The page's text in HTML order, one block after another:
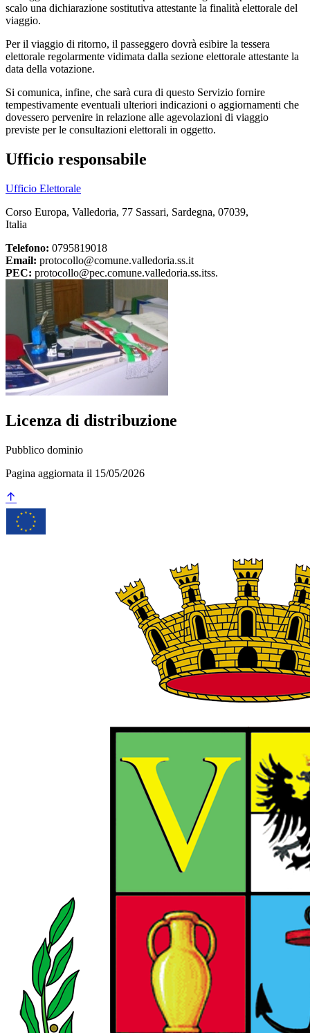
scalo una dichiarazione sostitutiva attestante la finalità elettorale del
viaggio.
Per il viaggio di ritorno, il passeggero dovrà esibire la tessera
elettorale regolarmente vidimata dalla sezione elettorale attestante la
data della votazione.
Si comunica, infine, che sarà cura di questo Servizio fornire
tempestivamente eventuali ulteriori indicazioni o aggiornamenti che
dovessero pervenire in relazione alle agevolazioni di viaggio
previste per le consultazioni elettorali in oggetto.
Ufficio responsabile
Ufficio Elettorale
Corso Europa, Valledoria, 77 Sassari, Sardegna, 07039,
Italia
Telefono: 0795819018
Email: protocollo@comune.valledoria.ss.it
PEC: protocollo@pec.comune.valledoria.ss.itss.
Licenza di distribuzione
Pubblico dominio
Pagina aggiornata il 15/05/2026